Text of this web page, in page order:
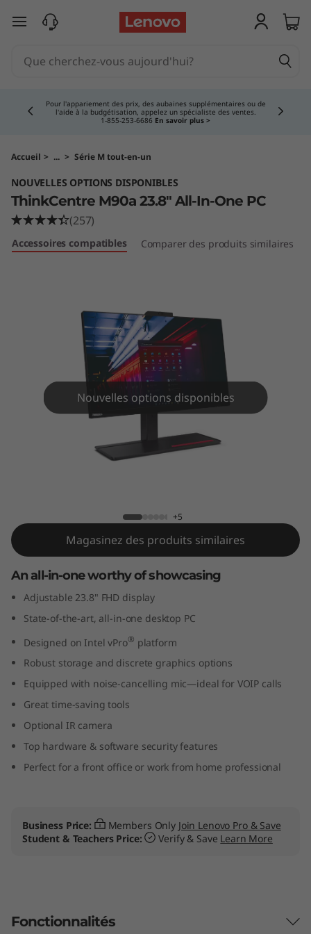
T
C
e
n
n
O
n
e
P
passer au contenu principal
Pour l'appariement des prix, des aubaines supplémentaires ou de
l'aide à la budgétisation, appelez un spécialiste des ventes.
1‑855‑253‑6686 En savoir plus >
Accueil > ... > Série M tout-en-un
NOUVELLES OPTIONS DISPONIBLES
ThinkCentre M90a 23.8" All-In-One PC
(257)
Accessoires compatibles Comparer des produits similaires
Nouvelles options disponibles
+5
Magasinez des produits similaires
An all-in-one worthy of showcasing
Adjustable 23.8" FHD display
State-of-the-art, all-in-one desktop PC
Designed on Intel vPro® platform
Robust storage and discrete graphics options
Equipped with noise-cancelling mic—ideal for VOIP calls
Great time-saving tools
Optional IR camera
Top hardware & software security features
Perfect for a front office or work from home professional
Business Price: Members Only Join Lenovo Pro & Save
Student & Teachers Price:
Verify & Save Learn More
Fonctionnalités